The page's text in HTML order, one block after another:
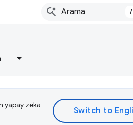
/
yapay zeka